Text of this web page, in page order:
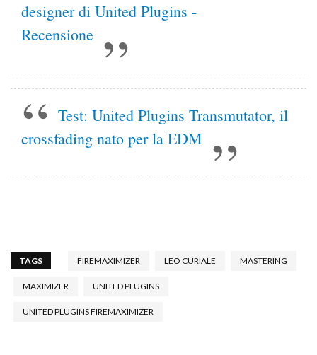
designer di United Plugins -
Recensione
Test: United Plugins Transmutator, il
crossfading nato per la EDM
TAGS FIREMAXIMIZER LEO CURIALE MASTERING
MAXIMIZER UNITED PLUGINS
UNITED PLUGINS FIREMAXIMIZER